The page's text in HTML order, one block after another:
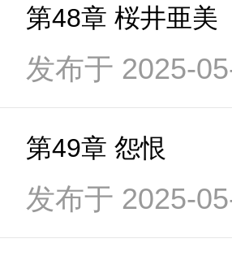
第48章 桜井亜美
发布于 2025-
第49章 怨恨
发布于 2025-